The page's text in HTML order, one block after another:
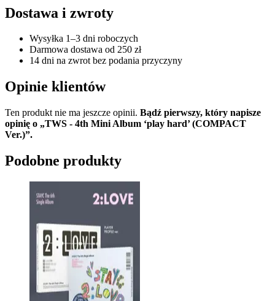
Dostawa i zwroty
Wysyłka 1–3 dni roboczych
Darmowa dostawa od 250 zł
14 dni na zwrot bez podania przyczyny
Opinie klientów
Ten produkt nie ma jeszcze opinii. Bądź pierwszy, który napisze
opinię o „TWS - 4th Mini Album ‘play hard’ (COMPACT
Ver.)”.
Podobne produkty